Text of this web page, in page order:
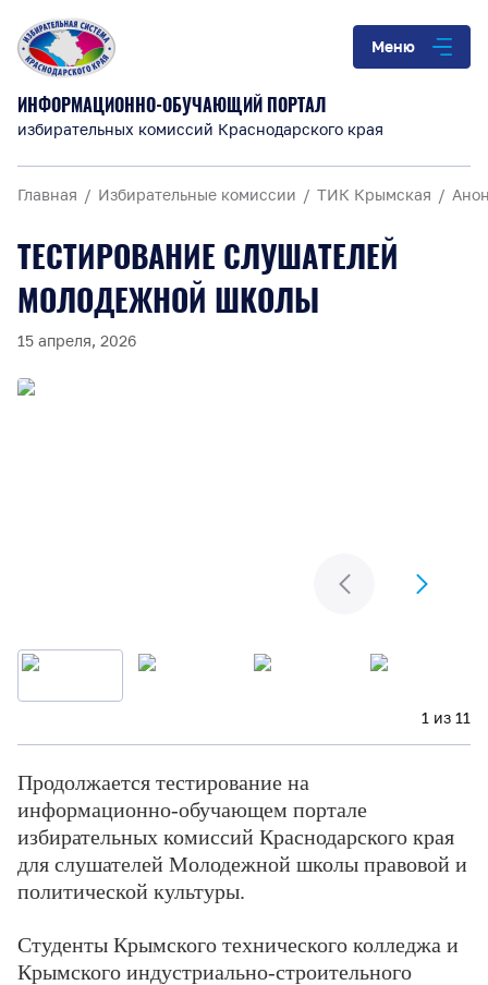
Меню
ИНФОРМАЦИОННО-ОБУЧАЮЩИЙ ПОРТАЛ
избирательных комиссий Краснодарского края
Главная Избирательные комиссии ТИК Крымская
ТЕСТИРОВАНИЕ СЛУШАТЕЛЕЙ
МОЛОДЕЖНОЙ ШКОЛЫ
15 апреля, 2026
1 из 11
Продолжается тестирование на
информационно-обучающем портале
избирательных комиссий Краснодарского края
для слушателей Молодежной школы правовой и
политической культуры.
Студенты Крымского технического колледжа и
Крымского индустриально-строительного